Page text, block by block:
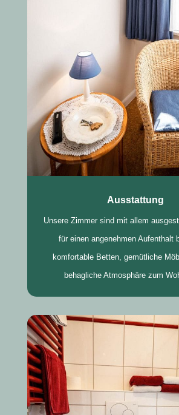
Ausstattung
Unsere Zimmer sind mit allem
für einen angenehmen Aufenthalt
komfortable Betten, gemütliche
behagliche Atmosphäre zum